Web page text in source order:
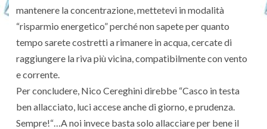
mantenere la concentrazione, mettetevi in modalità
“risparmio energetico” perché non sapete per quanto
tempo sarete costretti a rimanere in acqua, cercate di
raggiungere la riva più vicina, compatibilmente con vento
e corrente.
Per concludere, Nico Cereghini direbbe “Casco in testa
ben allacciato, luci accese anche di giorno, e prudenza.
Sempre!“…A noi invece basta solo allacciare per bene il